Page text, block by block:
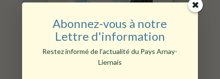
Abonnez-vous à notre
Lettre d'information
Restez informé de l'actualité du Pays Arnay-
Liernais